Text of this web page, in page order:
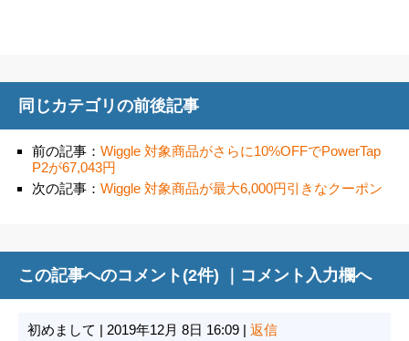
同じカテゴリの前後記事
前の記事： Wiggle 対象商品がさらに10%OFFでPowerTap
P2が67,043円
次の記事： Wiggle 対象商品が最大6,000円引きなクーポン
この記事へのコメント(2件) ｜ コメント入力欄へ
初めまして | 2019年12月 8日 16:09 | 返信